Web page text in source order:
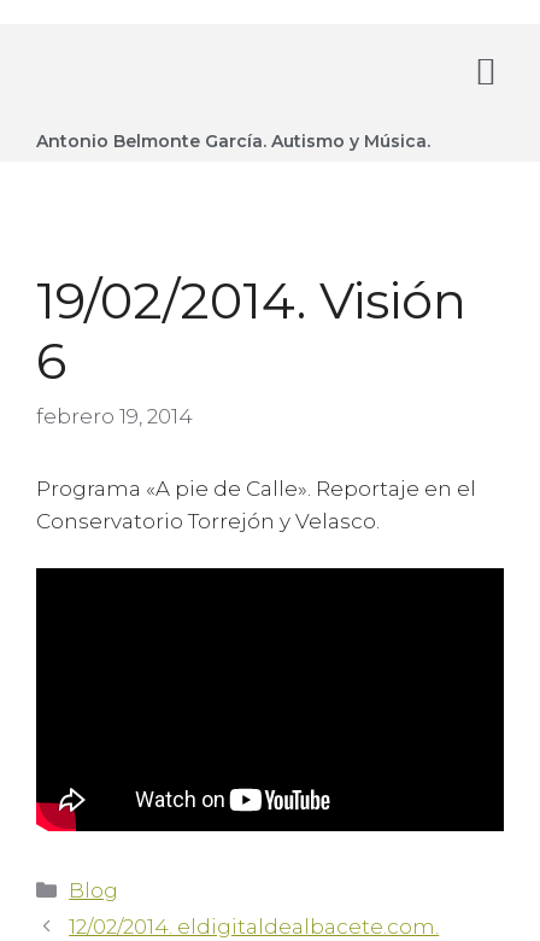
Antonio Belmonte García. Autismo y Música.
19/02/2014. Visión
6
febrero 19, 2014
Programa «A pie de Calle». Reportaje en el
Conservatorio Torrejón y Velasco.
Blog
12/02/2014. eldigitaldealbacete.com.